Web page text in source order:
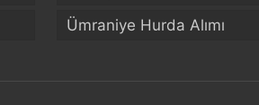
Ümraniye Hurda Alımı